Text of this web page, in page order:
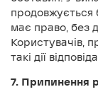
продовжується
має право, без
Користувачів,
такі дії
7. Припинення